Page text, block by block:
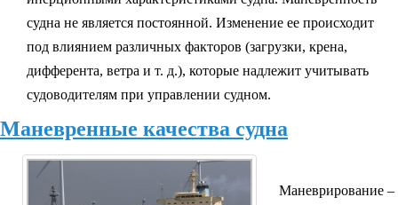
судна не является постоянной. Изменение ее происходит
под влиянием различных факторов (загрузки, крена,
дифферента, ветра и т. д.), которые надлежит учитывать
судоводителям при управлении судном.
Маневренные качества судна
Маневрирование –